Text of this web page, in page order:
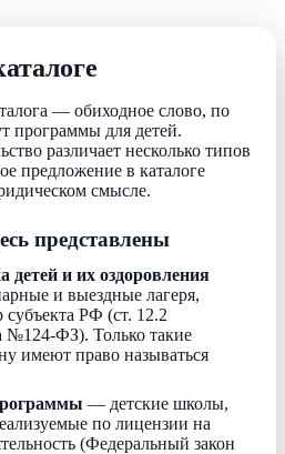
— обиходное слово, по
программы для детей.
различает несколько типов
предложение в каталоге
смысле.
представлены
детей и их оздоровления
и выездные лагеря,
РФ (ст. 12.2
№124-ФЗ). Только такие
имеют право называться
— детские школы,
по лицензии на
(Федеральный закон